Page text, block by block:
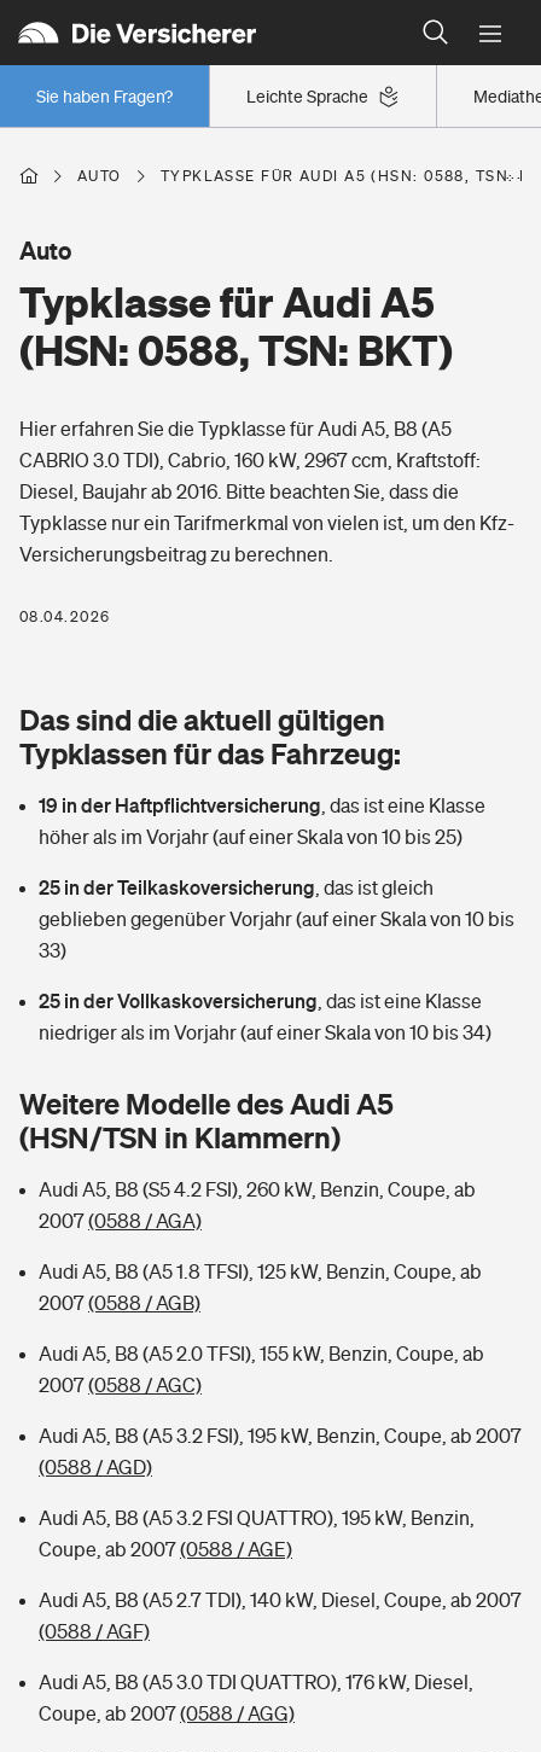
Leichte Sprache
Sie haben Fragen?
Wer versichert was: Jetzt Versicherer finden
Regionalklassen: So ist Ihre Region eingestuft
Wer versichert was: Jetzt Versicherer finden
Berufsunfähigkeitsversicherung
Erwerbsunfähigkeitsversicherung
Grundfähigkeitsversicherung
Arbeitsrechtsschutz
Berufshaftpflichtversicherung
Zur Übersicht
Tools
Wer versichert was: Jetzt Versicherer finden
Sie haben Fragen?
Wohnen
Elementarversicherung
Glasversicherung
Mietkautionsversicherung
Restkreditversicherung
Hochwasser-Check: Wie gefährdet ist Ihr Haus?
Wer versichert was: Jetzt Versicherer finden
Sie haben Fragen?
Freizeit
Pri­vate Haft­pflicht­
Kinderunfall­ver­si­che­rung
Kinderinvalidität
Reiseversicherung
Hundehalter-Haftpflicht
Private Cyberversicherung
Musikinstrumentenversicherung
Zur Übersicht
Tools
Kinderunfall-Check: Mehr Sicherheit für deine Kids
Sie haben Fragen?
Gesundheit
Private Krankenversicherung
Dread-Disease-Versicherung
Tierkrankenversicherung
Tools
Wer versichert was: Jetzt Versicherer finden
Sie haben Fragen?
Rentenrechner: Wie viel Geld bekomme ich im Alter?
AUTO TYPKLASSE FÜR AUDI A5 (HSN: 0588, TSN:
Typklasse für Audi A5
(HSN: 0588, TSN: BKT)
Auto
Hier erfahren Sie die Typklasse für Audi A5, B8 (A5
CABRIO 3.0 TDI), Cabrio, 160 kW, 2967 ccm, Kraftstoff:
Diesel, Baujahr ab 2016. Bitte beachten Sie, dass die
Typklasse nur ein Tarifmerkmal von vielen ist, um den Kfz-
Versicherungsbeitrag zu berechnen.
08.04.2026
Das sind die aktuell gültigen
Typklassen für das Fahrzeug:
19 in der Haftpflichtversicherung das ist eine Klasse
höher als im Vorjahr (auf einer Skala von 10 bis 25)
25 in der Teilkaskoversicherung das ist gleich
geblieben gegenüber Vorjahr (auf einer Skala von 10 bis
33)
25 in der Vollkaskoversicherung das ist eine Klasse
niedriger als im Vorjahr (auf einer Skala von 10 bis 34)
Weitere Modelle des Audi A5
(HSN/TSN in Klammern)
Audi A5, B8 (S5 4.2 FSI), 260 kW, Benzin, Coupe, ab
2007(0588 / AGA)
Audi A5, B8 (A5 1.8 TFSI), 125 kW, Benzin, Coupe, ab
2007(0588 / AGB)
Audi A5, B8 (A5 2.0 TFSI), 155 kW, Benzin, Coupe, ab
2007(0588 / AGC)
Audi A5, B8 (A5 3.2 FSI), 195 kW, Benzin, Coupe, ab 2007
(0588 / AGD)
Audi A5, B8 (A5 3.2 FSI QUATTRO), 195 kW, Benzin,
Coupe, ab 2007(0588 / AGE)
Audi A5, B8 (A5 2.7 TDI), 140 kW, Diesel, Coupe, ab 2007
(0588 / AGF)
Audi A5, B8 (A5 3.0 TDI QUATTRO), 176 kW, Diesel,
Coupe, ab 2007(0588 / AGG)